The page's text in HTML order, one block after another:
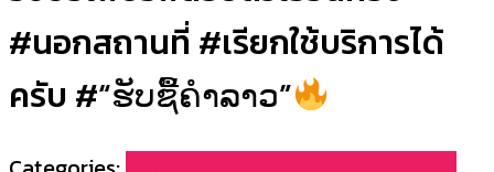
#นอกสถานที่ #เรียกใช้บริการได้
ครับ #“ຮັບຊື້ຄຳລາວ”